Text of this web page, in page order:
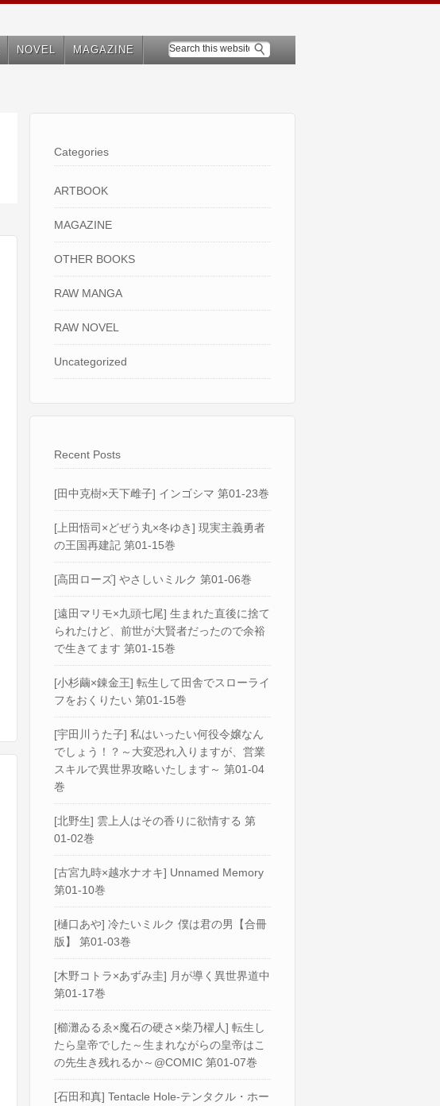
NOVEL MAGAZINE
Categories
ARTBOOK
MAGAZINE
OTHER BOOKS
RAW MANGA
RAW NOVEL
Uncategorized
Recent Posts
[田中克樹×天下雌子] インゴシマ 第01-23巻
[上田悟司×どぜう丸×冬ゆき] 現実主義勇者
の王国再建記 第01-15巻
[高田ローズ] やさしいミルク 第01-06巻
[遠田マリモ×九頭七尾] 生まれた直後に捨て
られたけど、前世が大賢者だったので余裕
で生きてます 第01-15巻
[小杉繭×錬金王] 転生して田舎でスローライ
フをおくりたい 第01-15巻
[宇田川うた子] 私はいったい何役令嬢なん
でしょう！？～大変恐れ入りますが、営業
スキルで異世界攻略いたします～ 第01-04
巻
[北野生] 雲上人はその香りに欲情する 第
01-02巻
[古宮九時×越水ナオキ] Unnamed Memory
第01-10巻
[樋口あや] 冷たいミルク 僕は君の男【合冊
版】 第01-03巻
[木野コトラ×あずみ圭] 月が導く異世界道中
第01-17巻
[櫛灘ゐるゑ×魔石の硬さ×柴乃櫂人] 転生し
たら皇帝でした～生まれながらの皇帝はこ
の先生き残れるか～@COMIC 第01-07巻
[石田和真] Tentacle Hole-テンタクル・ホー